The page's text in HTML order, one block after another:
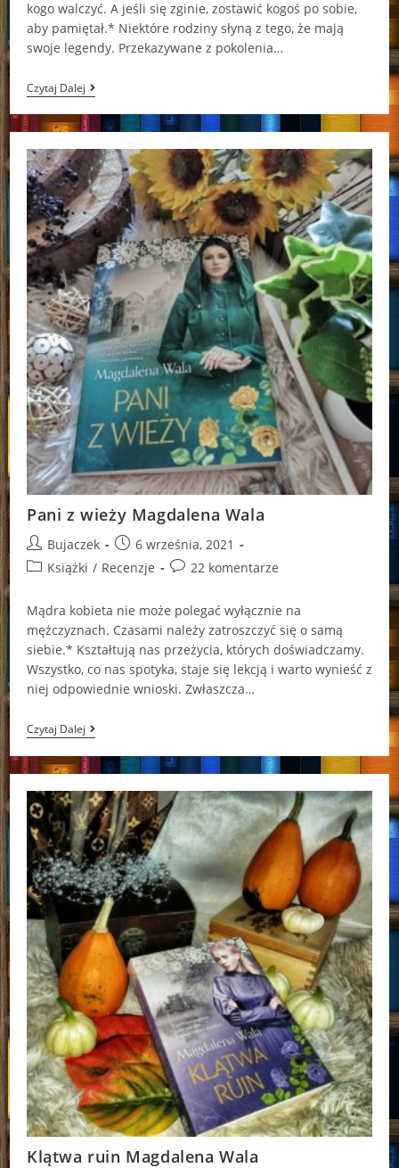
kogo walczyć. A jeśli się zginie, zostawić kogoś po sobie,
aby pamiętał.* Niektóre rodziny słyną z tego, że mają
swoje legendy. Przekazywane z pokolenia…
Czytaj DalejDuchy
Kurhanów
Magdalena
Wala
Pani z wieży Magdalena Wala
Post
author:
Bujaczek
Post
published:
6 września, 2021
PostKsiążki / Recenzje
Post22 komentarze
Mądra kobieta nie może polegać wyłącznie na
mężczyznach. Czasami należy zatroszczyć się o samą
siebie.* Kształtują nas przeżycia, których doświadczamy.
Wszystko, co nas spotyka, staje się lekcją i warto wynieść z
niej odpowiednie wnioski. Zwłaszcza…
Czytaj DalejPani
Z
Wieży
Magdalena
Klątwa ruin Magdalena Wala